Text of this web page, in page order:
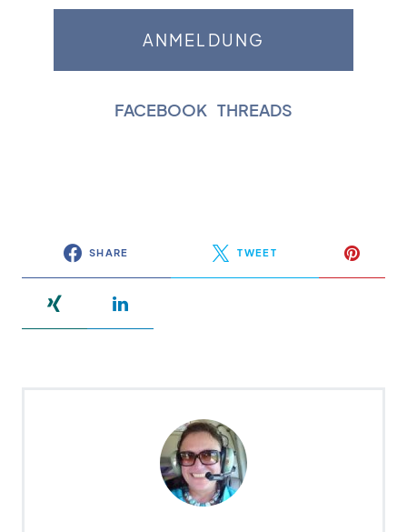
FACEBOOK THREADS
SHARE TWEET